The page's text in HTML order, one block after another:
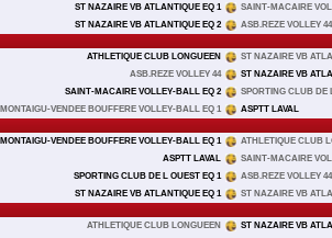
ST NAZAIRE VB ATLANTIQUE EQ 1
SAINT-MACAIRE
ST NAZAIRE VB ATLANTIQUE EQ 2
ASB.REZE VOLLEY 44
ATHLETIQUE CLUB LONGUEEN
ST NAZAIRE VB
ASB.REZE VOLLEY 44
ST NAZAIRE VB
SAINT-MACAIRE VOLLEY-BALL EQ 2
SPORTING CLUB DE
MONTAIGU-VENDEE BOUFFERE VOLLEY-BALL EQ 1
ASPTT LAVAL
MONTAIGU-VENDEE BOUFFERE VOLLEY-BALL EQ 1
ATHLETIQUE CLUB
ASPTT LAVAL
SAINT-MACAIRE
SPORTING CLUB DE L OUEST EQ 1
ASB.REZE VOLLEY 44
ST NAZAIRE VB ATLANTIQUE EQ 1
ST NAZAIRE VB
ATHLETIQUE CLUB LONGUEEN
ST NAZAIRE VB